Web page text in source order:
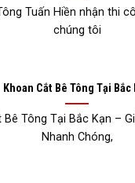
Tuấn Hiền nhận thi
chúng tôi
Khoan Cắt Bê Tông Tại Bắc
Bê Tông Tại Bắc Kạn –
Nhanh Chóng,